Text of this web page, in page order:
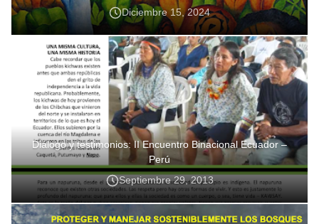
Diciembre 15, 2024
Diálogo y testimonios: II Encuentro Binacional Ecuador –
Perú
Septiembre 29, 2013